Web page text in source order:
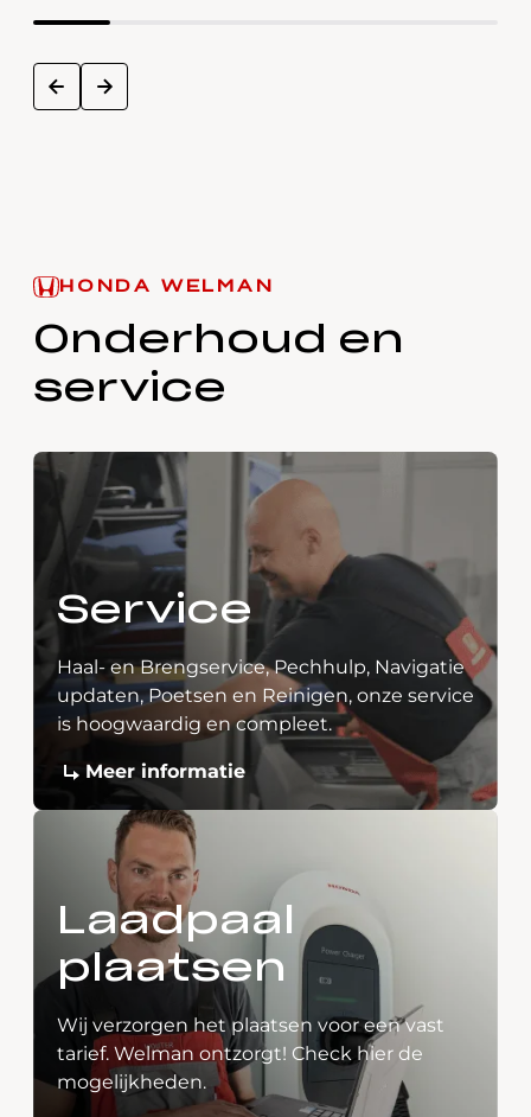
prev next
HONDA WELMAN
Onderhoud en
service
Service
Haal- en Brengservice, Pechhulp, Navigatie
updaten, Poetsen en Reinigen, onze service
is hoogwaardig en compleet.
Meer informatie
Laadpaal
plaatsen
Wij verzorgen het plaatsen voor een vast
tarief. Welman ontzorgt! Check hier de
mogelijkheden.